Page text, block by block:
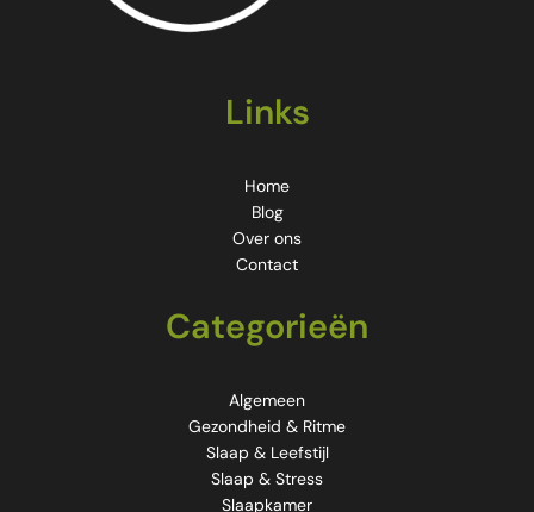
Links
Home
Blog
Over ons
Contact
Categorieën
Algemeen
Gezondheid & Ritme
Slaap & Leefstijl
Slaap & Stress
Slaapkamer